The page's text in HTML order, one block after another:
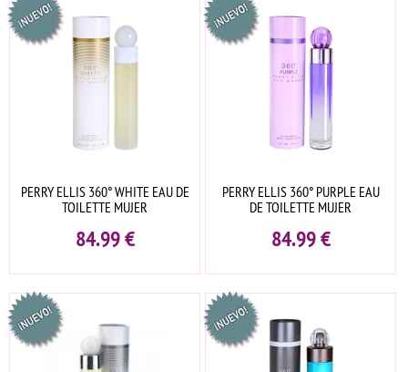
PERRY ELLIS 360° WHITE EAU DE
TOILETTE MUJER
84.99€
PERRY ELLIS 360° PURPLE EAU
DE TOILETTE MUJER
84.99€